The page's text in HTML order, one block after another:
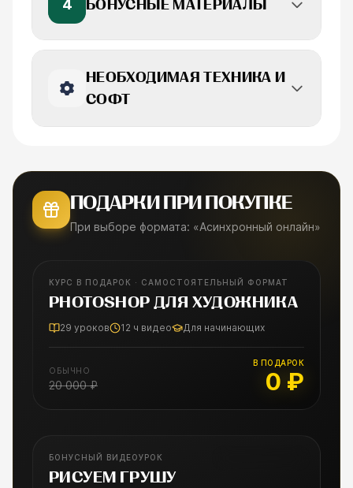
4 БОНУСНЫЕ МАТЕРИАЛЫ
НЕОБХОДИМАЯ ТЕХНИКА И
СОФТ
ПОДАРКИ ПРИ ПОКУПКЕ
При выборе формата: «Асинхронный онлайн»
БЕСПЛАТНО
КУРС В ПОДАРОК · САМОСТОЯТЕЛЬНЫЙ ФОРМАТ
PHOTOSHOP ДЛЯ ХУДОЖНИКА
29 уроков 12 ч видео Для начинающих
ОБЫЧНО
20 000 ₽
В ПОДАРОК
0 ₽
БОНУСНЫЙ ВИДЕОУРОК
РИСУЕМ ГРУШУ